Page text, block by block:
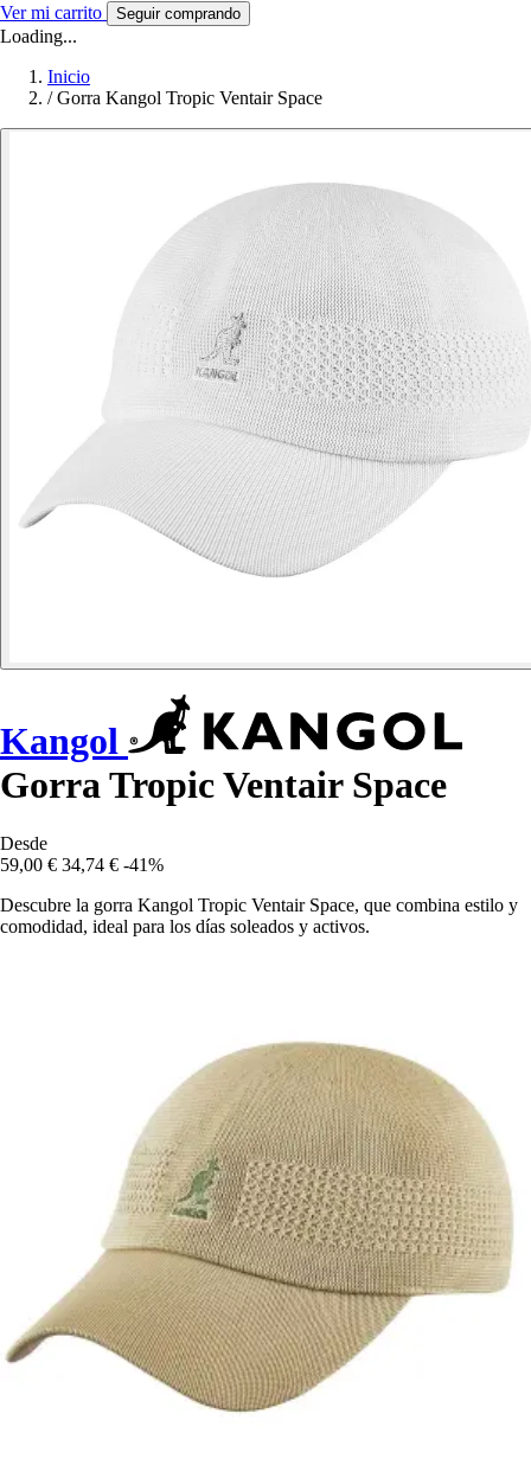
Ver mi carrito Seguir comprando
Loading...
Inicio
/ Gorra Kangol Tropic Ventair Space
Kangol
Gorra Tropic Ventair Space
Desde
59,00 € 34,74 € -41%
Descubre la gorra Kangol Tropic Ventair Space, que combina estilo y
comodidad, ideal para los días soleados y activos.